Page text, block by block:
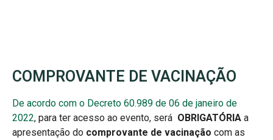
COMPROVANTE DE VACINAÇÃO
De acordo com o Decreto 60.989 de 06 de janeiro de
2022, para ter acesso ao evento, será OBRIGATÓRIA a
apresentação do comprovante de vacinação com as